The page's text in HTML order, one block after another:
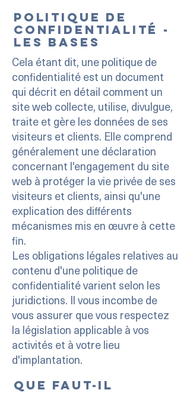
Politique de
confidentialité -
les bases
Cela étant dit, une politique de
confidentialité est un document
qui décrit en détail comment un
site web collecte, utilise, divulgue,
traite et gère les données de ses
visiteurs et clients. Elle comprend
généralement une déclaration
concernant l'engagement du site
web à protéger la vie privée de ses
visiteurs et clients, ainsi qu'une
explication des différents
mécanismes mis en œuvre à cette
fin.
Les obligations légales relatives au
contenu d'une politique de
confidentialité varient selon les
juridictions. Il vous incombe de
vous assurer que vous respectez
la législation applicable à vos
activités et à votre lieu
d'implantation.
Que faut-il